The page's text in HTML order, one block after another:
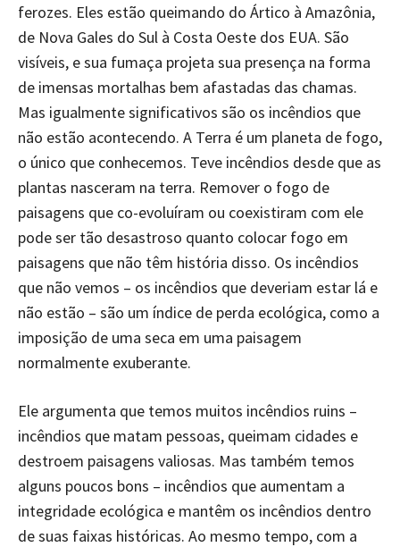
ferozes. Eles estão queimando do Ártico à Amazônia,
de Nova Gales do Sul à Costa Oeste dos EUA. São
visíveis, e sua fumaça projeta sua presença na forma
de imensas mortalhas bem afastadas das chamas.
Mas igualmente significativos são os incêndios que
não estão acontecendo. A Terra é um planeta de fogo,
o único que conhecemos. Teve incêndios desde que as
plantas nasceram na terra. Remover o fogo de
paisagens que co-evoluíram ou coexistiram com ele
pode ser tão desastroso quanto colocar fogo em
paisagens que não têm história disso. Os incêndios
que não vemos – os incêndios que deveriam estar lá e
não estão – são um índice de perda ecológica, como a
imposição de uma seca em uma paisagem
normalmente exuberante.
Ele argumenta que temos muitos incêndios ruins –
incêndios que matam pessoas, queimam cidades e
destroem paisagens valiosas. Mas também temos
alguns poucos bons – incêndios que aumentam a
integridade ecológica e mantêm os incêndios dentro
de suas faixas históricas. Ao mesmo tempo, com a